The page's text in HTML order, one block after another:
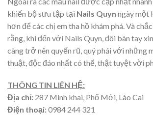
khiến bộ sưu tập tại Nails Quyn ngày một
hơn để các chị em tha hồ khám phá. Và
rằng, khi đến với Nails Quyn, đôi bàn tay
càng trở nên quyến rũ, quý phái với những
thuật, độc đáo nhất có thể, thật tuyệt vời
THÔNG TIN LIÊN HỆ:
Địa chỉ: 287 Minh khai, Phố Mới, Lào Cai
Điện thoại:0984 244 321